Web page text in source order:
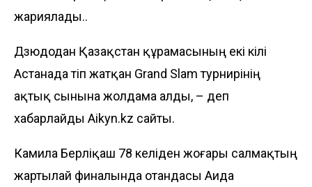
жариялады..
Дзюдодан Қазақстан құрамасының екі өкілі
Астанада өтіп жатқан Grand Slam турнирінің
ақтық сынына жолдама алды, – деп
хабарлайды Aikyn.kz сайты.
Камила Берліқаш 78 келіден жоғары салмақтың
жартылай финалында отандасы Аида